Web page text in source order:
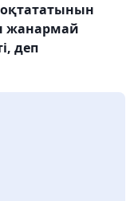
жанармай
деп